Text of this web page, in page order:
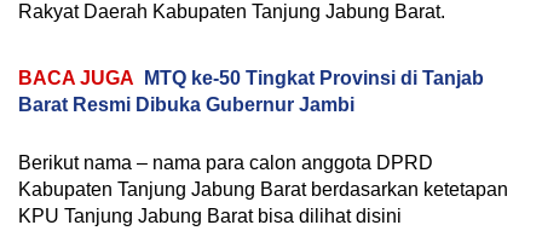
Rakyat Daerah Kabupaten Tanjung Jabung Barat.
BACA JUGA
MTQ ke-50 Tingkat Provinsi di Tanjab
Barat Resmi Dibuka Gubernur Jambi
Berikut nama – nama para calon anggota DPRD
Kabupaten Tanjung Jabung Barat berdasarkan ketetapan
KPU Tanjung Jabung Barat bisa dilihat disini